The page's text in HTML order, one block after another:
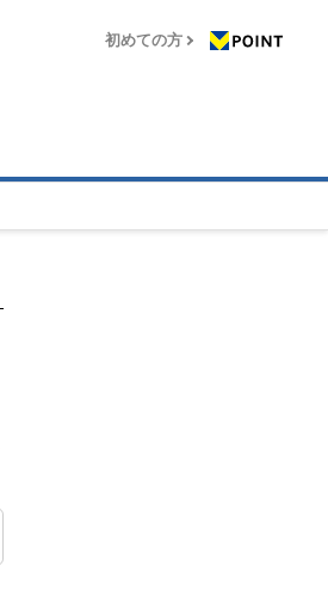
初めての方